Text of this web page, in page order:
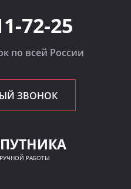
72-25
по всей России
ЗВОНОК
РАБОТЫ